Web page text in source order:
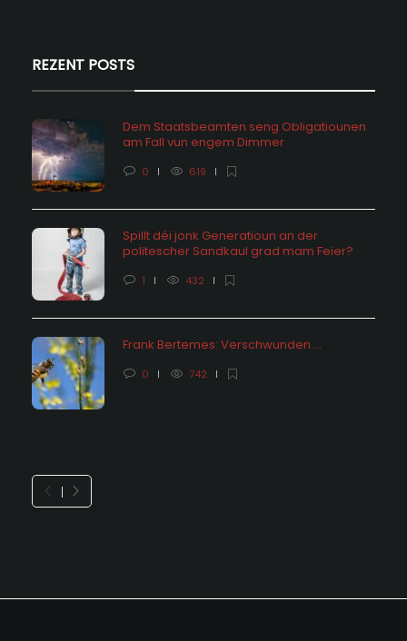
REZENT POSTS
Dem Staatsbeamten seng Obligatiounen
am Fall vun engem Dimmer
0 619
Spillt déi jonk Generatioun an der
politescher Sandkaul grad mam Feier?
1 432
Frank Bertemes: Verschwunden….
0 742